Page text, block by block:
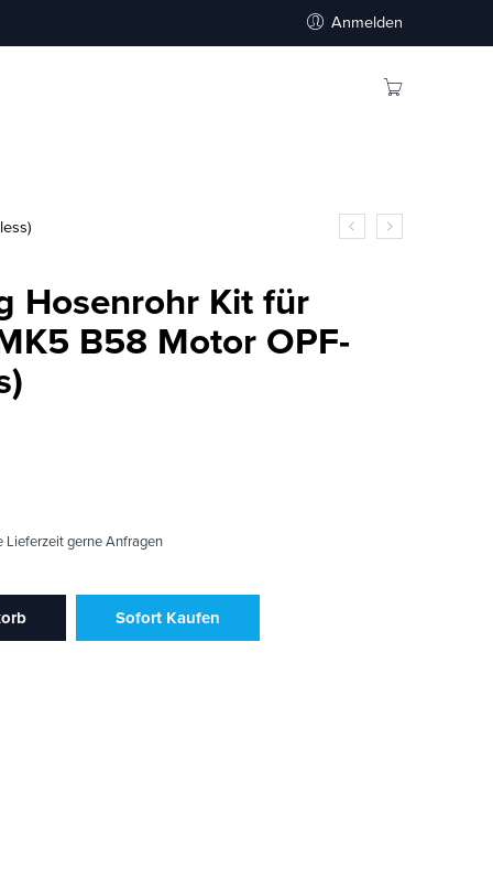
Anmelden
Hosenrohr Kit für
B58 Motor OPF-
Lieferzeit gerne Anfragen
Sofort Kaufen